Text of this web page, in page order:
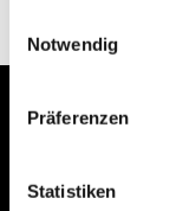
Notwendig
Präferenzen
Statistiken
Bogenstraße 4A